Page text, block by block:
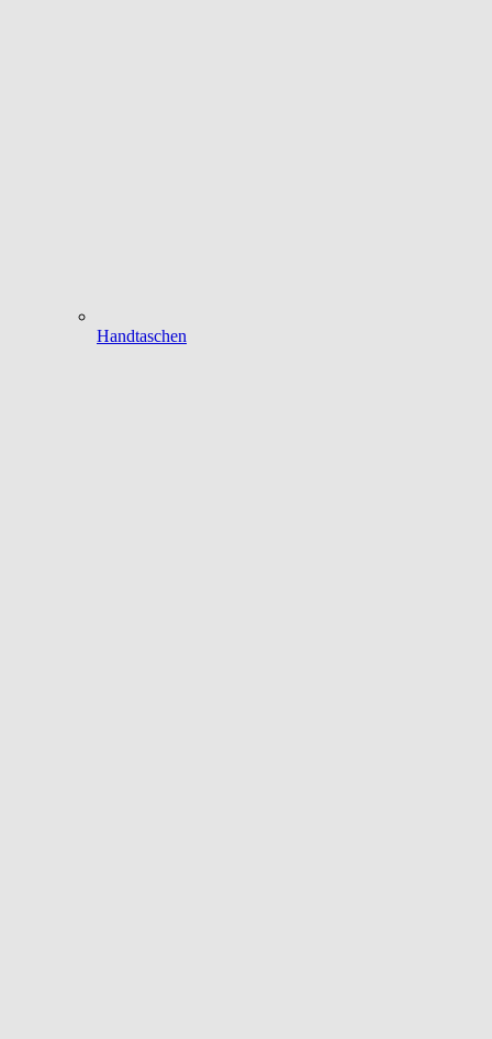
Handtaschen